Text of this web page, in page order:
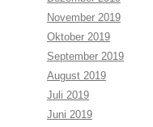
November 2019
Oktober 2019
September 2019
August 2019
Juli 2019
Juni 2019